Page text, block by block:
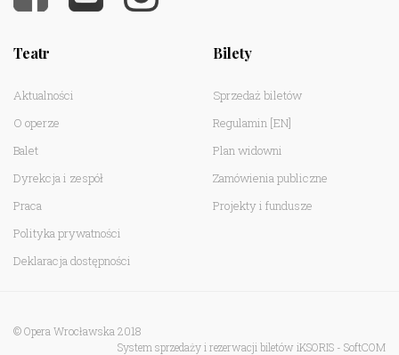
Teatr
Aktualności
O operze
Balet
Dyrekcja i zespół
Praca
Polityka prywatności
Deklaracja dostępności
Bilety
Sprzedaż biletów
Regulamin [EN]
Plan widowni
Zamówienia publiczne
Projekty i fundusze
© Opera Wrocławska 2018
System sprzedaży i rezerwacji biletów iKSORIS - SoftCOM